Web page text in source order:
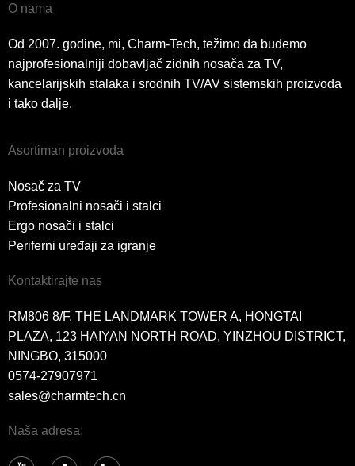
O nama
Od 2007. godine, mi, Charm-Tech, težimo da budemo
najprofesionalniji dobavljač zidnih nosača za TV,
kancelarijskih stalaka i srodnih TV/AV sistemskih proizvoda
i tako dalje.
Asortiman proizvoda
Nosač za TV
Profesionalni nosači i stalci
Ergo nosači i stalci
Periferni uređaji za igranje
Kontaktirajte nas
RM806 8/F, THE LANDMARK TOWER A, HONGTAI
PLAZA, 123 HAIYAN NORTH ROAD, YINZHOU DISTRICT,
NINGBO, 315000
0574-27907971
sales@charmtech.cn
Naša adresa: